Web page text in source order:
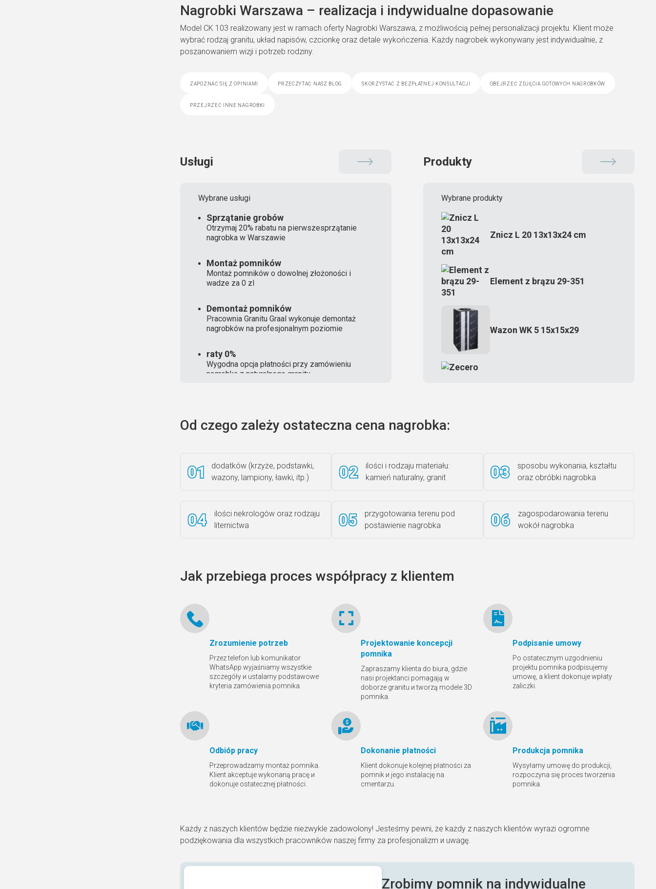
Nagrobki Warszawa – realizacja i indywidualne dopasowanie
Model CK 103 realizowany jest w ramach oferty Nagrobki Warszawa, z możliwością pełnej personalizacji projektu. Klient może
wybrać rodzaj granitu, układ napisów, czcionkę oraz detale wykończenia. Każdy nagrobek wykonywany jest indywidualnie, z
poszanowaniem wizji i potrzeb rodziny.
zapoznać się z opiniami przeczytać nasz blog skorzystać z bezpłatnej konsultacji obejrzeć zdjęcia gotowych nagrobków
przejrzeć inne nagrobki
Usługi
Wybrane usługi
Sprzątanie grobów
Otrzymaj 20% rabatu na pierwszesprzątanie
nagrobka w Warszawie
Montaż pomników
Montaż pomników o dowolnej złożoności i
wadze za 0 zl
Demontaż pomników
Pracownia Granitu Graal wykonuje demontaż
nagrobków na profesjonalnym poziomie
raty 0%
Wygodna opcja płatności przy zamówieniu
nagrobka z naturalnego granitu
Produkty
Wybrane produkty
Znicz L 20 13x13x24 cm
Element z brązu 29-351
Wazon WK 5 15x15x29
Rzeźba ANZK-60-BR-L
Od czego zależy ostateczna cena nagrobka:
dodatków (krzyże, podstawki,
wazony, lampiony, ławki, itp.)
ilości i rodzaju materiału:
kamień naturalny, granit
sposobu wykonania, kształtu
oraz obróbki nagrobka
ilości nekrologów oraz rodzaju
liternictwa
przygotowania terenu pod
postawienie nagrobka
zagospodarowania terenu
wokół nagrobka
Jak przebiega proces współpracy z klientem
Zrozumienie potrzeb
Przez telefon lub komunikator
WhatsApp wyjaśniamy wszystkie
szczegóły и ustalamy podstawowe
kryteria zamówienia pomnika.
Projektowanie koncepcji
pomnika
Zapraszamy klienta do biura, gdzie
nasi projektanci pomagają w
doborze granitu и tworzą modele 3D
pomnika.
Podpisanie umowy
Po ostatecznym uzgodnieniu
projektu pomnika podpisujemy
umowę, a klient dokonuje wpłaty
zaliczki.
Produkcja pomnika
Wysyłamy umowę do produkcji,
rozpoczyna się proces tworzenia
pomnika.
Dokonanie płatności
Klient dokonuje kolejnej płatności za
pomnik и jego instalację na
cmentarzu.
Odbióр pracy
Przeprowadzamy montaż pomnika.
Klient akceptuje wykonaną pracę и
dokonuje ostatecznej płatności.
Każdy z naszych klientów będzie niezwykle zadowolony! Jesteśmy pewni, że każdy z naszych klientów wyrazi ogromne
podziękowania dla wszystkich pracowników naszej firmy za profesjonalizm и uwagę.
Zrobimy pomnik na indywidualne